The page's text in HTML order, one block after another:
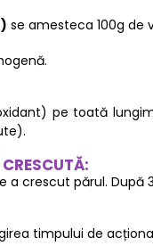
se amesteca 100g de
pe toată
a crescut părul.
timpului de